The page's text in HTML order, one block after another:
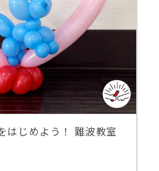
はじめよう！ 難波教室